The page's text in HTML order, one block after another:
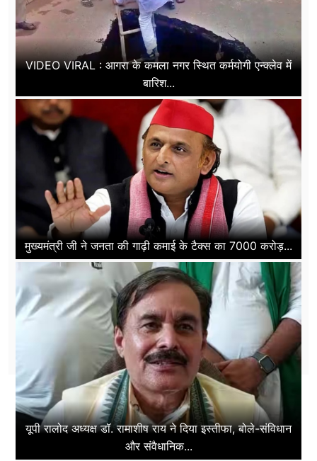
VIDEO VIRAL : आगरा के कमला नगर स्थित कर्मयोगी एन्क्लेव में
बारिश...
मुख्यमंत्री जी ने जनता की गाढ़ी कमाई के टैक्स का 7000 करोड़...
यूपी रालोद अध्यक्ष डॉ. रामाशीष राय ने दिया इस्तीफा, बोले-संविधान
और संवैधानिक...